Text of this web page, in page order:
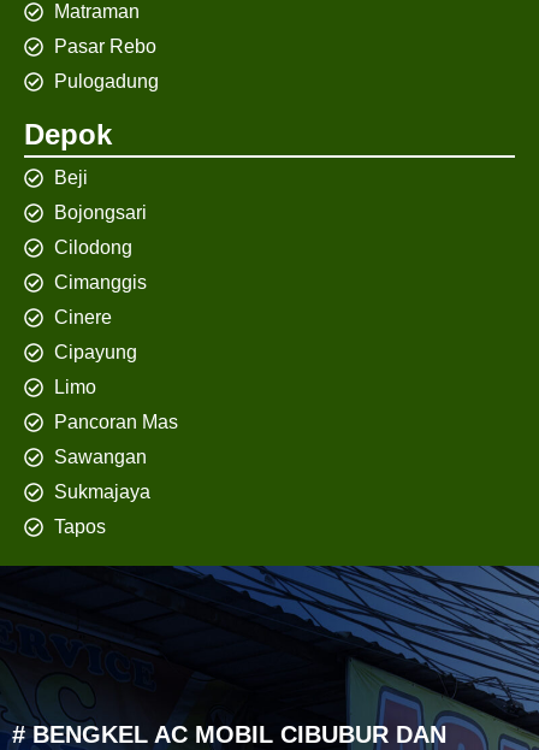
Matraman
Pasar Rebo
Pulogadung
Depok
Beji
Bojongsari
Cilodong
Cimanggis
Cinere
Cipayung
Limo
Pancoran Mas
Sawangan
Sukmajaya
Tapos
# BENGKEL AC MOBIL CIBUBUR DAN